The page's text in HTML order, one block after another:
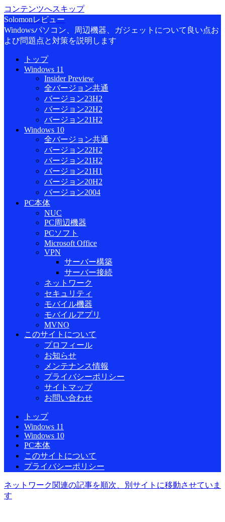
コンテンツへスキップ
Solomonレビュー
Windowsパソコン、周辺機器、ガジェットについて良い点お
よび問題点と対策を説明します
トップ
Windows 11
Insider Preview
全バージョン共通
バージョン23H2
バージョン22H2
バージョン21H2
Windows 10
全バージョン共通
バージョン22H2
バージョン21H2
バージョン21H1
バージョン20H2
バージョン2004
PC本体
NUC
PC周辺機器
PCソフト
Microsoft Office
VPN
サーバー構築
サーバー接続
ネットワーク
セキュリティ
モバイル機器
モバイルアプリ
MVNO
このサイトについて
プロフィール
お知らせ
メンテナンス情報
プライバシーポリシー
サイトマップ
お問い合わせ
トップ
Windows 11
Windows 10
PC本体
このサイトについて
プライバシーポリシー
ネットワーク関連の記事を順次、別サイトに移動させていま
す